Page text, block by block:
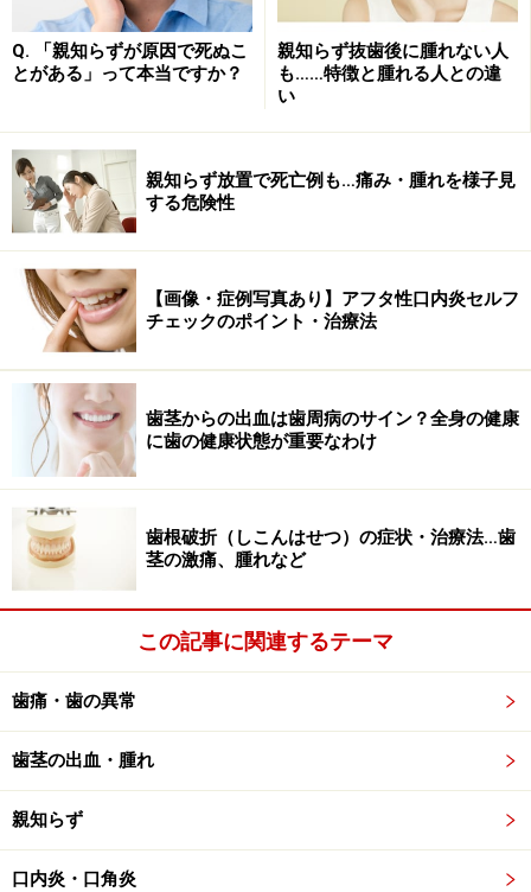
Q. 「親知らずが原因で死ぬこ
とがある」って本当ですか？
親知らず抜歯後に腫れない人
も……特徴と腫れる人との違
い
親知らず放置で死亡例も…痛み・腫れを様子見
する危険性
【画像・症例写真あり】アフタ性口内炎セルフ
チェックのポイント・治療法
歯茎からの出血は歯周病のサイン？全身の健康
に歯の健康状態が重要なわけ
歯根破折（しこんはせつ）の症状・治療法…歯
茎の激痛、腫れなど
この記事に関連するテーマ
歯痛・歯の異常
歯茎の出血・腫れ
親知らず
口内炎・口角炎